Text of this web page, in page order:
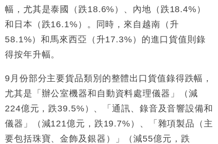
幅，尤其是泰國（跌18.6%）、內地（跌18.4%）
和日本（跌16.1%）。同時，來自越南（升
58.1%）和馬來西亞（升17.3%）的進口貨值則錄
得按年升幅。
9月份部分主要貨品類別的整體出口貨值錄得跌幅，
尤其是「辦公室機器和自動資料處理儀器」（減
224億元，跌39.5%）、「通訊、錄音及音響設備和
儀器」（減121億元，跌19.7%）、「雜項製品（主
要包括珠寶、金飾及銀器）」（減55億元，跌